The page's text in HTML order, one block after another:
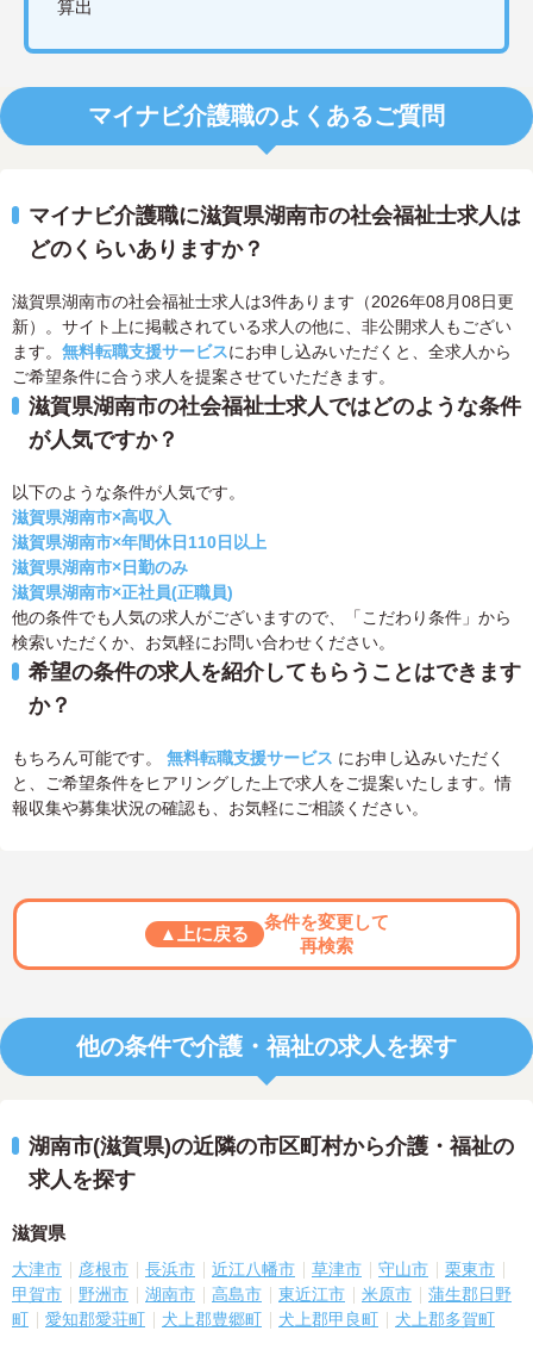
算出
マイナビ介護職のよくあるご質問
マイナビ介護職に滋賀県湖南市の社会福祉士求人は
どのくらいありますか？
滋賀県湖南市の社会福祉士求人は3件あります（2026年08月08日更
新）。サイト上に掲載されている求人の他に、非公開求人もござい
ます。 無料転職支援サービスにお申し込みいただくと、全求人から
ご希望条件に合う求人を提案させていただきます。
滋賀県湖南市の社会福祉士求人ではどのような条件
が人気ですか？
以下のような条件が人気です。
滋賀県湖南市×高収入
滋賀県湖南市×年間休日110日以上
滋賀県湖南市×日勤のみ
滋賀県湖南市×正社員(正職員)
他の条件でも人気の求人がございますので、「こだわり条件」から
検索いただくか、お気軽にお問い合わせください。
希望の条件の求人を紹介してもらうことはできます
か？
もちろん可能です。 無料転職支援サービス にお申し込みいただく
と、ご希望条件をヒアリングした上で求人をご提案いたします。情
報収集や募集状況の確認も、お気軽にご相談ください。
▲上に戻る
条件を変更して
再検索
他の条件で介護・福祉の求人を探す
湖南市(滋賀県)の近隣の市区町村から介護・福祉の
求人を探す
滋賀県
大津市 彦根市 長浜市 近江八幡市 草津市 守山市
栗東市
甲賀市
野洲市 湖南市 高島市 東近江市 米原市
蒲生郡日野
町
愛知郡愛荘町 犬上郡豊郷町 犬上郡甲良町 犬上郡多賀町